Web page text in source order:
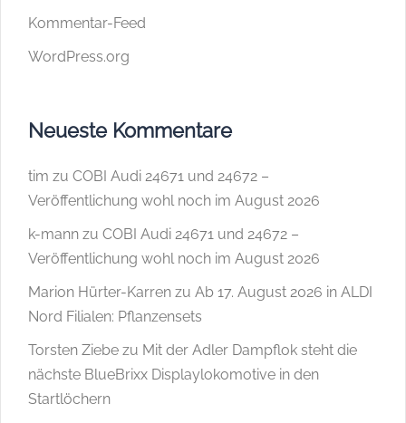
Kommentar-Feed
WordPress.org
Neueste Kommentare
tim zu COBI Audi 24671 und 24672 –
Veröffentlichung wohl noch im August 2026
k-mann zu COBI Audi 24671 und 24672 –
Veröffentlichung wohl noch im August 2026
Marion Hürter-Karren zu Ab 17. August 2026 in ALDI
Nord Filialen: Pflanzensets
Torsten Ziebe zu Mit der Adler Dampflok steht die
nächste BlueBrixx Displaylokomotive in den
Startlöchern